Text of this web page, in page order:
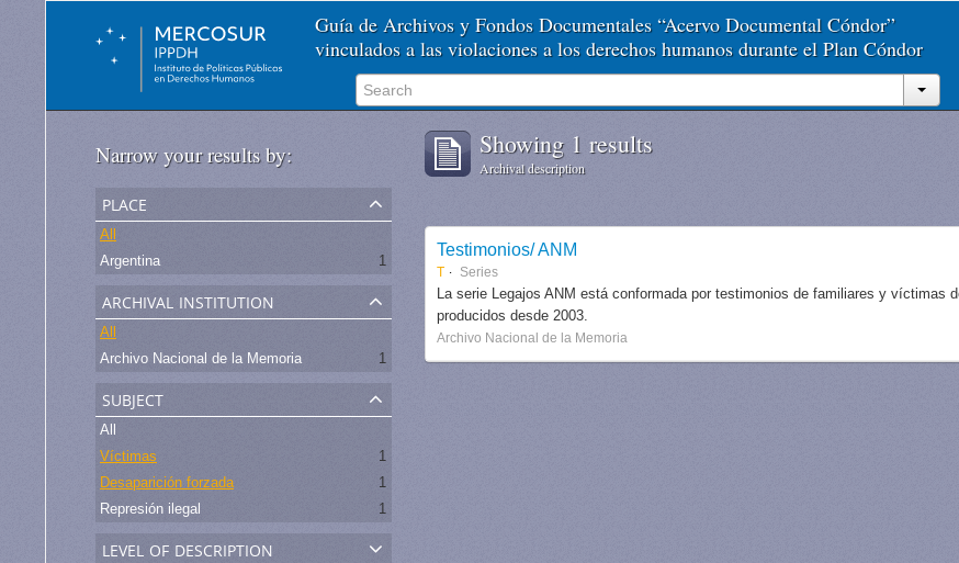
Guía de Archivos y Fondos Documentales “Acervo Documental Cóndor”
vinculados a las violaciones a los derechos humanos durante el Plan Cóndor
Narrow your results by:
place
All
Argentina
1
archival institution
All
Archivo Nacional de la Memoria
1
subject
All
Víctimas
1
Desaparición forzada
1
Represión ilegal
1
level of description
Showing 1 results
Archival description
Testimonios/ ANM
T Series
La serie Legajos ANM está conformada por testimonios de familiares y víctimas
producidos desde 2003.
Archivo Nacional de la Memoria